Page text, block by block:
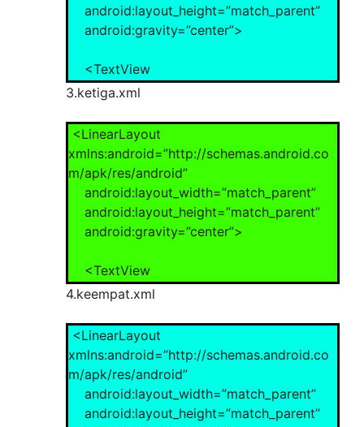
</LinearLayout>
android:layout_height=”match_parent”
android:gravity=”center”>
<TextView
android:layout_width=”wrap_content”
android:textSize=”20px”
android:textColor=”#080808″
android:background=”#ffffff”
android:text=”Layout Kedua”/>
</LinearLayout>
3.ketiga.xml
<LinearLayout
xmlns:android=”http://schemas.android.co
m/apk/res/android”
android:layout_width=”match_parent”
android:layout_height=”match_parent”
android:gravity=”center”>
<TextView
android:layout_width=”wrap_content”
android:textSize=”20px”
android:textColor=”#080808″
android:background=”#ff00ff00″
android:text=”Layout Ketiga”/>
4.keempat.xml
<LinearLayout
xmlns:android=”http://schemas.android.co
m/apk/res/android”
android:layout_width=”match_parent”
android:layout_height=”match_parent”